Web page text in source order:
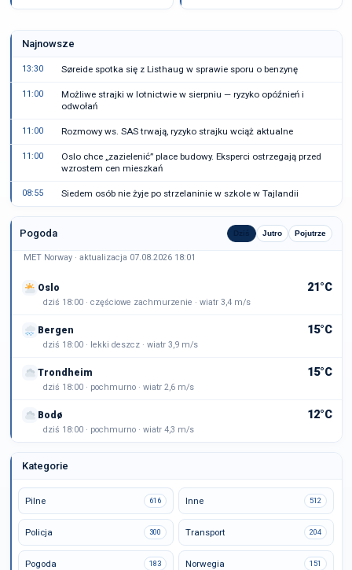
Najnowsze
13:30 Søreide spotka się z Listhaug w sprawie sporu o benzynę
11:00
Możliwe strajki w lotnictwie w sierpniu — ryzyko opóźnień i
odwołań
11:00 Rozmowy ws. SAS trwają, ryzyko strajku wciąż aktualne
11:00
Oslo chce „zazielenić” place budowy. Eksperci ostrzegają przed
wzrostem cen mieszkań
08:55 Siedem osób nie żyje po strzelaninie w szkole w Tajlandii
Pogoda Dziś Jutro Pojutrze
MET Norway · aktualizacja 07.08.2026 18:01
Oslo 21°C
dziś 18:00 · częściowe zachmurzenie · wiatr 3,4 m/s
Bergen 15°C
dziś 18:00 · lekki deszcz · wiatr 3,9 m/s
Trondheim 15°C
dziś 18:00 · pochmurno · wiatr 2,6 m/s
Bodø 12°C
dziś 18:00 · pochmurno · wiatr 4,3 m/s
Kategorie
Pilne 616 Inne 512
Policja 300 Transport 204
Pogoda 183 Norwegia 151